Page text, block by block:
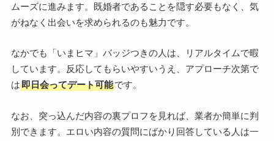
ムーズに進みます。既婚者であることを隠す必要もなく、気
がねなく出会いを求められるのも魅力です。
なかでも「いまヒマ」バッジつきの人は、リアルタイムで暇
しています。反応してもらいやすいうえ、アプローチ次第で
は即日会ってデート可能です。
なお、突っ込んだ内容の裏プロフを見れば、業者か簡単に判
別できます。エロい内容の質問にばかり回答している人は一